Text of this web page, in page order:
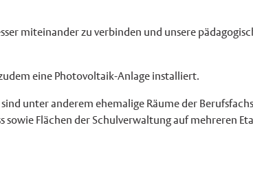
miteinander zu verbinden und unsere
eine Photovoltaik-Anlage installiert.
unter anderem ehemalige Räume der
Flächen der Schulverwaltung auf mehreren